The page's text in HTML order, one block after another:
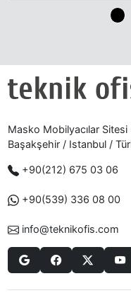
Masko Mobilyacılar
Başakşehir / Istanbul /
+90(212) 675 03 06
+90(539) 336 08 00
info@teknikofis.com